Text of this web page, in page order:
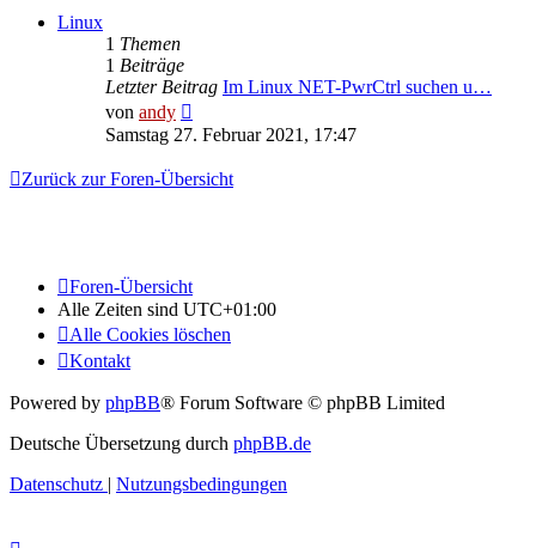
Linux
1 Themen
1 Beiträge
Letzter Beitrag Im Linux NET-PwrCtrl suchen u…
von andy
Beitrag
Samstag 27. Februar 2021, 17:47
Zurück zur Foren-Übersicht
Foren-Übersicht
Alle Zeiten sind UTC+01:00
Alle Cookies löschen
Kontakt
Powered by phpBB® Forum Software © phpBB Limited
Deutsche Übersetzung durch phpBB.de
Datenschutz | Nutzungsbedingungen